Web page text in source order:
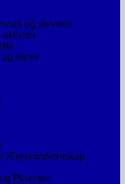
og velvære
aktivitet
styret
Æresmedlemskap
Plaketter